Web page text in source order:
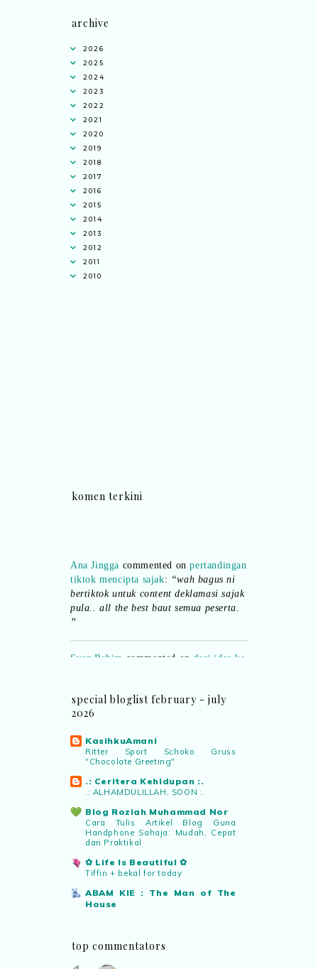
archive
2026
2025
2024
2023
2022
2021
2020
2019
2018
2017
2016
2015
2014
2013
2012
2011
2010
komen terkini
tiktok mencipta sajak:“wah bagus ni
bertiktok untuk content deklamasi sajak
pula.. all the best baut semua peserta.
”
dan teknologi digital terbaik!”
Syaz Rahimcommented on
pertandingan tiktok mencipta sajak:
Mencipta Sajak Kemerdekaan 2026 dari
PNM ni! Platform terbaik serlahkan
bakat puisi kebangsaan dan
patriotisme.”
Eyma Balkishcommented on
pertandingan tiktok mencipta sajak
“Menarik..tapi lama tak mengarang
rasa kurang ideanya.”
NAcommented onpertandingan tiktok
special bloglist february - july
2026
KasihkuAmani
Ritter Sport Schoko Gruss
"Chocolate Greeting"
.: Ceritera Kehidupan :.
.: ALHAMDULILLAH, SOON :.
Blog Roziah Muhammad Nor
Cara Tulis Artikel Blog Guna
Handphone Sahaja: Mudah, Cepat
dan Praktikal
✿ Life Is Beautiful ✿
Tiffin + bekal for today
ABAM KIE : The Man of The
House
Manis Strawberi
Terpakai
top commentators